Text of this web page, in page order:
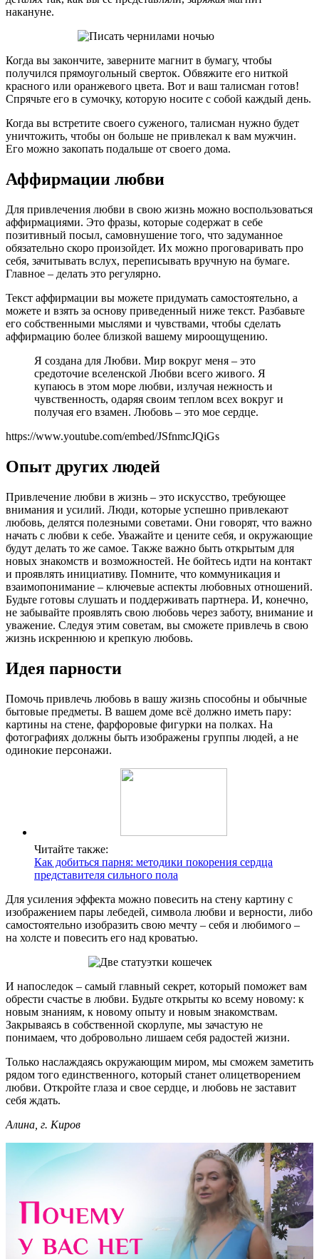
накануне.
Когда вы закончите, заверните магнит в бумагу, чтобы
получился прямоугольный сверток. Обвяжите его ниткой
красного или оранжевого цвета. Вот и ваш талисман готов!
Спрячьте его в сумочку, которую носите с собой каждый день.
Когда вы встретите своего суженого, талисман нужно будет
уничтожить, чтобы он больше не привлекал к вам мужчин.
Его можно закопать подальше от своего дома.
Аффирмации любви
Для привлечения любви в свою жизнь можно воспользоваться
аффирмациями. Это фразы, которые содержат в себе
позитивный посыл, самовнушение того, что задуманное
обязательно скоро произойдет. Их можно проговаривать про
себя, зачитывать вслух, переписывать вручную на бумаге.
Главное – делать это регулярно.
Текст аффирмации вы можете придумать самостоятельно, а
можете и взять за основу приведенный ниже текст. Разбавьте
его собственными мыслями и чувствами, чтобы сделать
аффирмацию более близкой вашему мироощущению.
Я создана для Любви. Мир вокруг меня – это
средоточие вселенской Любви всего живого. Я
купаюсь в этом море любви, излучая нежность и
чувственность, одаряя своим теплом всех вокруг и
получая его взамен. Любовь – это мое сердце.
https://www.youtube.com/embed/JSfnmcJQiGs
Опыт других людей
Привлечение любви в жизнь – это искусство, требующее
внимания и усилий. Люди, которые успешно привлекают
любовь, делятся полезными советами. Они говорят, что важно
начать с любви к себе. Уважайте и цените себя, и окружающие
будут делать то же самое. Также важно быть открытым для
новых знакомств и возможностей. Не бойтесь идти на контакт
и проявлять инициативу. Помните, что коммуникация и
взаимопонимание – ключевые аспекты любовных отношений.
Будьте готовы слушать и поддерживать партнера. И, конечно,
не забывайте проявлять свою любовь через заботу, внимание и
уважение. Следуя этим советам, вы сможете привлечь в свою
жизнь искреннюю и крепкую любовь.
Идея парности
Помочь привлечь любовь в вашу жизнь способны и обычные
бытовые предметы. В вашем доме всё должно иметь пару:
картины на стене, фарфоровые фигурки на полках. На
фотографиях должны быть изображены группы людей, а не
одинокие персонажи.
Читайте также:
Как добиться парня: методики покорения сердца
представителя сильного пола
Для усиления эффекта можно повесить на стену картину с
изображением пары лебедей, символа любви и верности, либо
самостоятельно изобразить свою мечту – себя и любимого –
на холсте и повесить его над кроватью.
И напоследок – самый главный секрет, который поможет вам
обрести счастье в любви. Будьте открыты ко всему новому: к
новым знаниям, к новому опыту и новым знакомствам.
Закрываясь в собственной скорлупе, мы зачастую не
понимаем, что добровольно лишаем себя радостей жизни.
Только наслаждаясь окружающим миром, мы сможем заметить
рядом того единственного, который станет олицетворением
любви. Откройте глаза и свое сердце, и любовь не заставит
себя ждать.
Алина, г. Киров